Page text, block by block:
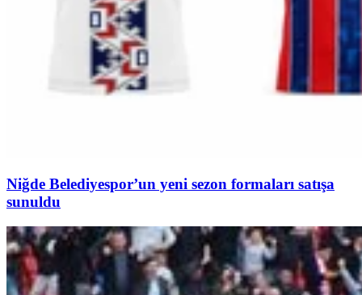
Niğde Belediyespor’un yeni sezon formaları satışa
sunuldu